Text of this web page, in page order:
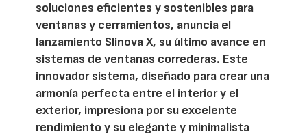
soluciones eficientes y sostenibles para
ventanas y cerramientos, anuncia el
lanzamiento Slinova X, su último avance en
sistemas de ventanas correderas. Este
innovador sistema, diseñado para crear una
armonía perfecta entre el interior y el
exterior, impresiona por su excelente
rendimiento y su elegante y minimalista